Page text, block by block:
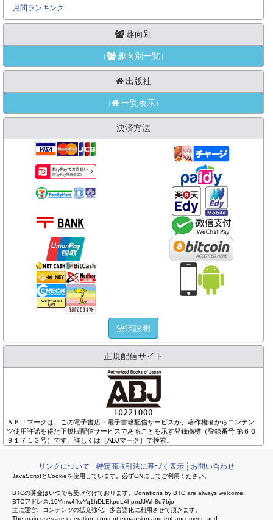
月間ランキング
趣向別
↓ 趣向別一覧↓
出版社
↓ 一覧表示↓
決済方法
決済説明
正規配信サイト
ＡＢＪマークは、この電子書店・電子書籍配信サービスが、著作権者からコンテン
ツ使用許諾を得た正規版配信サービスであることを示す登録商標（登録番号 第６０
９１７１３号）です。詳しくは［ABJマーク］で検索。
リンクについて 特定商取引法に基づく表示 お問い合わせ
JavaScriptとCookieを使用しています。必ずONにしてご利用ください。
BTCの募金はいつでも受け付けております。Donations by BTC are always welcome.
BTCアドレス:19Ymw4fkvYq1hDLEkpdL4hpmJJWh8u7bjo
主に運営、コンテンツの拡充強化、多言語化に利用させて頂きます。
The main uses are operation, content expansion and enhancement, and